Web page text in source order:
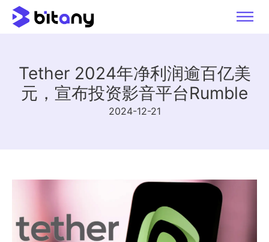
Tether 2024年净利润逾百亿美
元，宣布投资影音平台Rumble
2024-12-21